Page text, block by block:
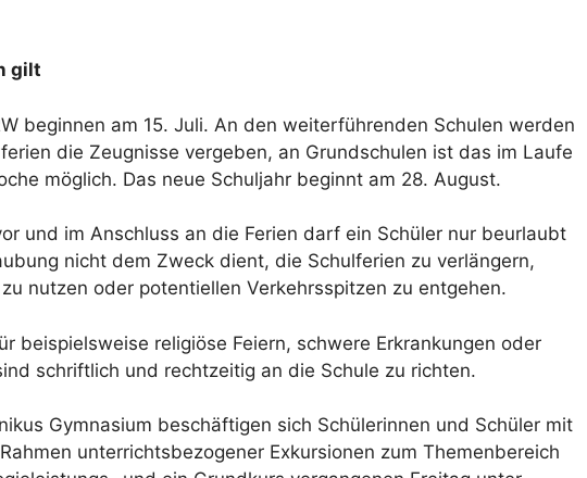
gilt
beginnen am 15. Juli. An den weiterführenden Schulen werden
die Zeugnisse vergeben, an Grundschulen ist das im Laufe
möglich. Das neue Schuljahr beginnt am 28. August.
und im Anschluss an die Ferien darf ein Schüler nur beurlaubt
nicht dem Zweck dient, die Schulferien zu verlängern,
nutzen oder potentiellen Verkehrsspitzen zu entgehen.
beispielsweise religiöse Feiern, schwere Erkrankungen oder
schriftlich und rechtzeitig an die Schule zu richten.
Gymnasium beschäftigen sich Schülerinnen und Schüler mit
unterrichtsbezogener Exkursionen zum Themenbereich